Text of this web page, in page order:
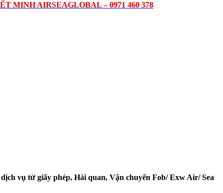
MINH AIRSEAGLOBAL – 0971 460 378
vụ từ giấy phép, Hải quan, Vận chuyển Fob/ Exw Air/ Sea